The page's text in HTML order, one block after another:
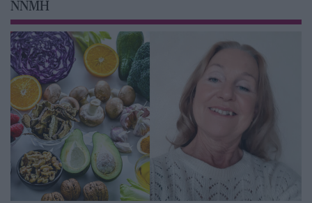
NNMH